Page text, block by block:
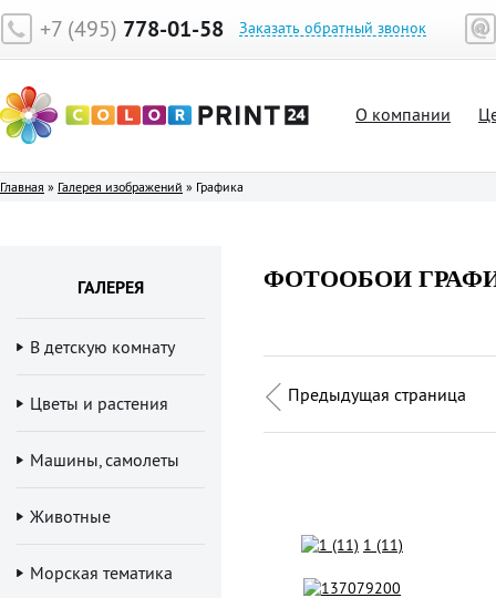
+7 (495) 778-01-58 Заказать обратный звонок
О компании
Главная » Галерея изображений » Графика
ГАЛЕРЕЯ
В детскую комнату
Цветы и растения
Машины, самолеты
Животные
Морская тематика
ФОТООБОИ
Предыдущая страница
1 (11)